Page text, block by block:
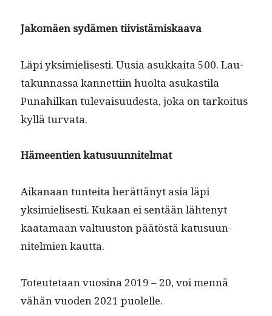
Jakomäen sydä­men tiivistämiskaava
Läpi yksimielis­es­ti. Uusia asukkai­ta 500. Lau­
takun­nas­sa kan­net­ti­in huol­ta asukasti­la
Punahilkan tule­vaisu­ud­es­ta, joka on tarkoi­tus
kyl­lä turvata.
Hämeen­tien katusuunnitelmat
Aikanaan tun­tei­ta herät­tänyt asia läpi
yksimielis­es­ti. Kukaan ei sen­tään läht­enyt
kaata­maan val­tu­us­ton päätöstä katusu­un­
nitelmien kautta.
Toteutetaan vuosi­na 2019 – 20, voi men­nä
vähän vuo­den 2021 puolelle.